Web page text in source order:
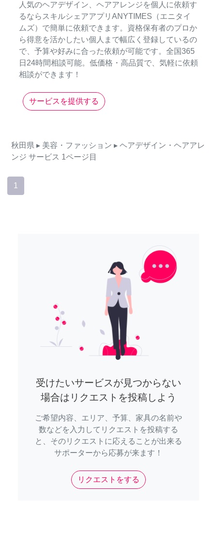
人気のヘアデザイン、ヘアアレンジを個人に依頼す
るならスキルシェアアプリANYTIMES（エニタイ
ムズ）で簡単に依頼できます。資格保有者のプロか
ら得意を活かしたい個人まで幅広く登録しているの
で、予算や好みに合った依頼が可能です。全国365
日24時間相談可能。低価格・高品質で、気軽に依頼
相談ができます！
サービスを提供する
秋田県 ▸ 美容・ファッション ▸ ヘアデザイン・ヘアアレ
ンジ サービス 1ページ目
1
受けたいサービスが見つからない
場合はリクエストを投稿しよう
ご希望内容、エリア、予算、家具の名前や
数などを入力してリクエストを投稿する
と、そのリクエストに応えることが出来る
サポーターから応募が来ます！
リクエストをする